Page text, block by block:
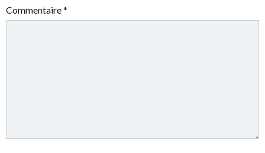
Commentaire*